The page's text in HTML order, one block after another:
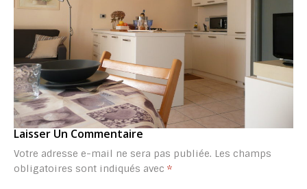
Laisser Un Commentaire
Votre adresse e-mail ne sera pas publiée. Les champs
obligatoires sont indiqués avec *